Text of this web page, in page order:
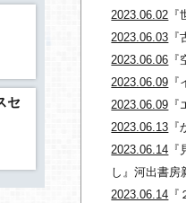
セ
2023.06.02
2023.06.03
2023.06.06
2023.06.09
2023.06.09
2023.06.13
2023.06.14
し』河出書房
2023.06.14